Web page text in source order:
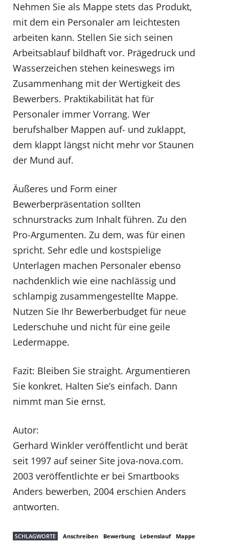
Nehmen Sie als Mappe stets das Produkt,
mit dem ein Personaler am leichtesten
arbeiten kann. Stellen Sie sich seinen
Arbeitsablauf bildhaft vor. Prägedruck und
Wasserzeichen stehen keineswegs im
Zusammenhang mit der Wertigkeit des
Bewerbers. Praktikabilität hat für
Personaler immer Vorrang. Wer
berufshalber Mappen auf- und zuklappt,
dem klappt längst nicht mehr vor Staunen
der Mund auf.
Äußeres und Form einer
Bewerberpräsentation sollten
schnurstracks zum Inhalt führen. Zu den
Pro-Argumenten. Zu dem, was für einen
spricht. Sehr edle und kostspielige
Unterlagen machen Personaler ebenso
nachdenklich wie eine nachlässig und
schlampig zusammengestellte Mappe.
Nutzen Sie Ihr Bewerberbudget für neue
Lederschuhe und nicht für eine geile
Ledermappe.
Fazit: Bleiben Sie straight. Argumentieren
Sie konkret. Halten Sie’s einfach. Dann
nimmt man Sie ernst.
Autor:
Gerhard Winkler veröffentlicht und berät
seit 1997 auf seiner Site jova-nova.com.
2003 veröffentlichte er bei Smartbooks
Anders bewerben, 2004 erschien Anders
antworten.
SCHLAGWORTE Anschreiben Bewerbung Lebenslauf Mappe